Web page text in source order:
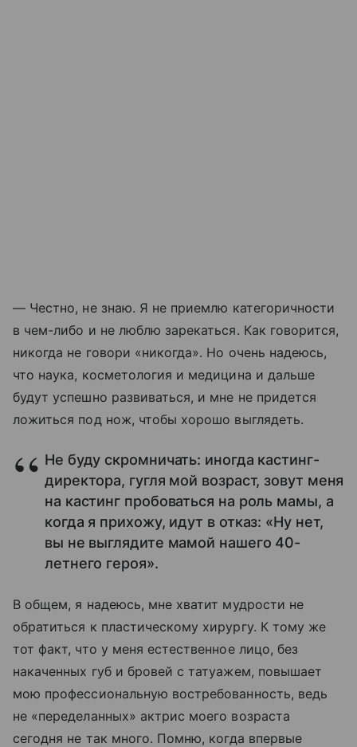
— Честно, не знаю. Я не приемлю категоричности
в чем-либо и не люблю зарекаться. Как говорится,
никогда не говори «никогда». Но очень надеюсь,
что наука, косметология и медицина и дальше
будут успешно развиваться, и мне не придется
ложиться под нож, чтобы хорошо выглядеть.
Не буду скромничать: иногда кастинг-
директора, гугля мой возраст, зовут меня
на кастинг пробоваться на роль мамы, а
когда я прихожу, идут в отказ: «Ну нет,
вы не выглядите мамой нашего 40-
летнего героя».
В общем, я надеюсь, мне хватит мудрости не
обратиться к пластическому хирургу. К тому же
тот факт, что у меня естественное лицо, без
накаченных губ и бровей с татуажем, повышает
мою профессиональную востребованность, ведь
не «переделанных» актрис моего возраста
сегодня не так много. Помню, когда впервые